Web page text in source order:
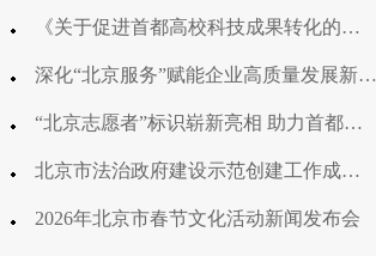
《关于促进首都高校科技成果转化的若干措施》新闻发布会
深化“北京服务”赋能企业高质量发展新闻发布会
“北京志愿者”标识崭新亮相 助力首都志愿服务高质量发展新闻发布会
北京市法治政府建设示范创建工作成果新闻发布会
2026年北京市春节文化活动新闻发布会